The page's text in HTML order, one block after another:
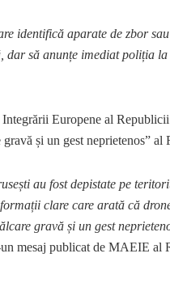
identifică aparate de zbor
dar să anunțe imediat poliția
Europene al
și un gest neprietenos” al
au fost depistate pe
clare care arată că
gravă și un gest
un mesaj publicat de MAEIE al